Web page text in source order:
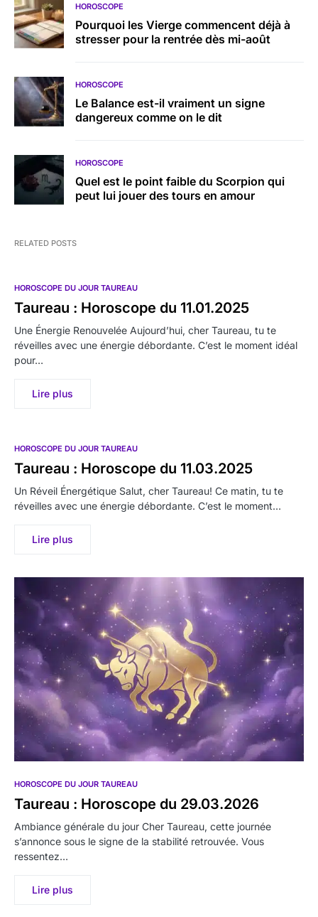
HOROSCOPE
Pourquoi les Vierge commencent déjà à
stresser pour la rentrée dès mi-août
HOROSCOPE
Le Balance est-il vraiment un signe
dangereux comme on le dit
HOROSCOPE
Quel est le point faible du Scorpion qui
peut lui jouer des tours en amour
RELATED POSTS
HOROSCOPE DU JOUR TAUREAU
Taureau : Horoscope du 11.01.2025
Une Énergie Renouvelée Aujourd’hui, cher Taureau, tu te
réveilles avec une énergie débordante. C’est le moment idéal
pour…
Lire plus
HOROSCOPE DU JOUR TAUREAU
Taureau : Horoscope du 11.03.2025
Un Réveil Énergétique Salut, cher Taureau! Ce matin, tu te
réveilles avec une énergie débordante. C’est le moment…
Lire plus
HOROSCOPE DU JOUR TAUREAU
Taureau : Horoscope du 29.03.2026
Ambiance générale du jour Cher Taureau, cette journée
s’annonce sous le signe de la stabilité retrouvée. Vous
ressentez…
Lire plus